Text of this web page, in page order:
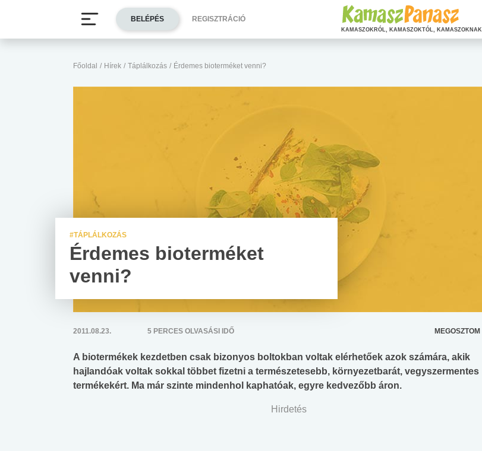
Főoldal / Hírek / Táplálkozás / Érdemes bioterméket venni?
#TÁPLÁLKOZÁS
Érdemes bioterméket
venni?
2011.08.23. 5 PERCES OLVASÁSI IDŐ MEGOSZTOM
A biotermékek kezdetben csak bizonyos boltokban voltak elérhetőek azok számára, akik
hajlandóak voltak sokkal többet fizetni a természetesebb, környezetbarát, vegyszermentes
termékekért. Ma már szinte mindenhol kaphatóak, egyre kedvezőbb áron.
Hirdetés
BELÉPÉS REGISZTRÁCIÓ
KAMASZOKRÓL, KAMASZOKTÓL, KAMASZOKNAK